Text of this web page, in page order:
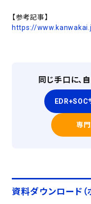
【参考記事】
https://
同じ手口に、
EDR+SOC
専
資料ダウンロード（